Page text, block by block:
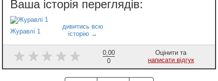
Журавлі 1
0,00
0
Оцінити та
написати відгук